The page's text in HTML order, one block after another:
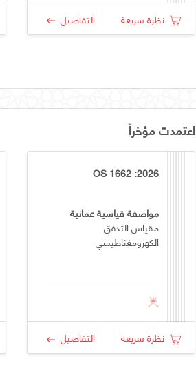
نظرة سريعة التفاصيل
اعتمدت مؤخراً
OS 1662 :2026
مواصفة قياسية عمانية
مقياس التدفق
الكهرومغناطيسي
نظرة سريعة التفاصيل